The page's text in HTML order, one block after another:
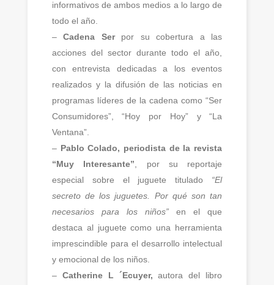
informativos de ambos medios a lo largo de
todo el año.
–Cadena Serpor su cobertura a las
acciones del sector durante todo el año,
con entrevista dedicadas a los eventos
realizados y la difusión de las noticias en
programas líderes de la cadena como “Ser
Consumidores”, “Hoy por Hoy” y “La
Ventana”.
– Pablo Colado, periodista de la revista
“Muy Interesante” , por su reportaje
especial sobre el juguete titulado “El
secreto de los juguetes. Por qué son tan
necesarios para los niños”en el que
destaca al juguete como una herramienta
imprescindible para el desarrollo intelectual
y emocional de los niños.
– Catherine L ´Ecuyer, autora del libro